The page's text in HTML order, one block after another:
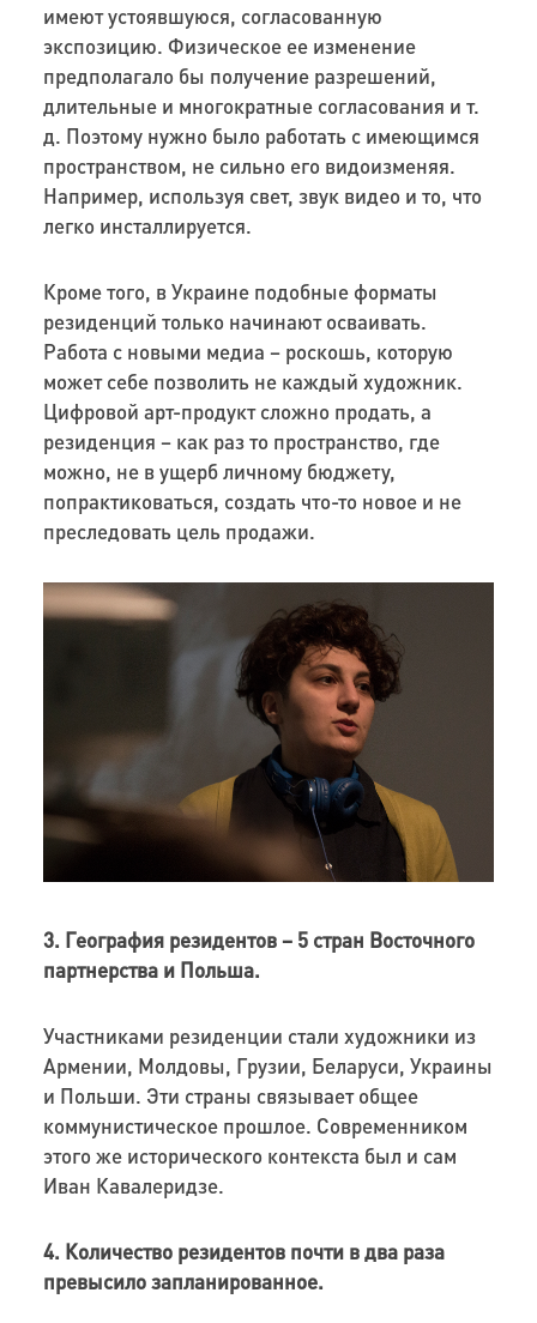
имеют устоявшуюся, согласованную
экспозицию. Физическое ее изменение
предполагало бы получение разрешений,
длительные и многократные согласования и т.
д. Поэтому нужно было работать с имеющимся
пространством, не сильно его видоизменяя.
Например, используя свет, звук видео и то, что
легко инсталлируется.
Кроме того, в Украине подобные форматы
резиденций только начинают осваивать.
Работа с новыми медиа – роскошь, которую
может себе позволить не каждый художник.
Цифровой арт-продукт сложно продать, а
резиденция – как раз то пространство, где
можно, не в ущерб личному бюджету,
попрактиковаться, создать что-то новое и не
преследовать цель продажи.
3. География резидентов – 5 стран Восточного
партнерства и Польша.
Участниками резиденции стали художники из
Армении, Молдовы, Грузии, Беларуси, Украины
и Польши. Эти страны связывает общее
коммунистическое прошлое. Современником
этого же исторического контекста был и сам
Иван Кавалеридзе.
4. Количество резидентов почти в два раза
превысило запланированное.